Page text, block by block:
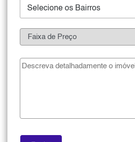
Selecione os Bairros